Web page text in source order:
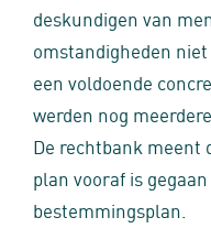
deskundigen van
omstandigheden
een voldoende
werden nog
De rechtbank meent
plan vooraf is
bestemmingsplan.